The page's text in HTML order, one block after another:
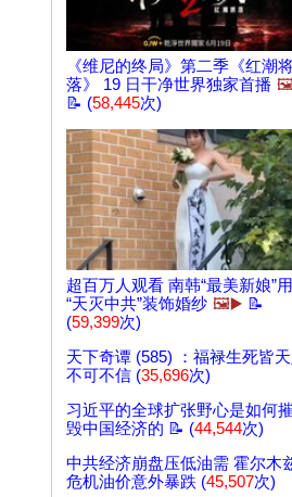
《维尼的终局》第二季《红潮
落》 19 日干净世界独家首播
📝 (58,445次)
超百万人观看 南韩“最美新娘”用
“天灭中共”装饰婚纱 🖼️▶️ 📝
(59,399次)
天下奇谭 (585) ：福禄生死皆
不可不信 (35,696次)
习近平的全球扩张野心是如何摧
毁中国经济的 📝 (44,544次)
中共经济崩盘压低油需 霍尔木
危机油价意外暴跌 (45,507次)